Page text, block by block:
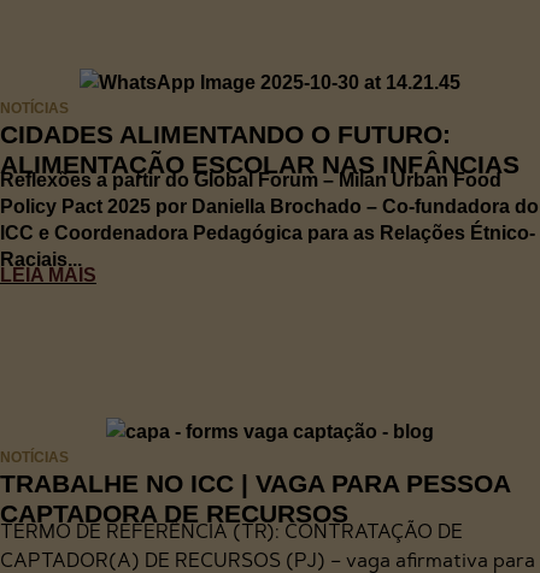
NOTÍCIAS
CIDADES ALIMENTANDO O FUTURO:
ALIMENTAÇÃO ESCOLAR NAS INFÂNCIAS
Reflexões a partir do Global Forum – Milan Urban Food
Policy Pact 2025 por Daniella Brochado – Co-fundadora do
ICC e Coordenadora Pedagógica para as Relações Étnico-
Raciais...
LEIA MAIS
NOTÍCIAS
TRABALHE NO ICC | VAGA PARA PESSOA
CAPTADORA DE RECURSOS
TERMO DE REFERÊNCIA (TR): CONTRATAÇÃO DE
CAPTADOR(A) DE RECURSOS (PJ) – vaga afirmativa para